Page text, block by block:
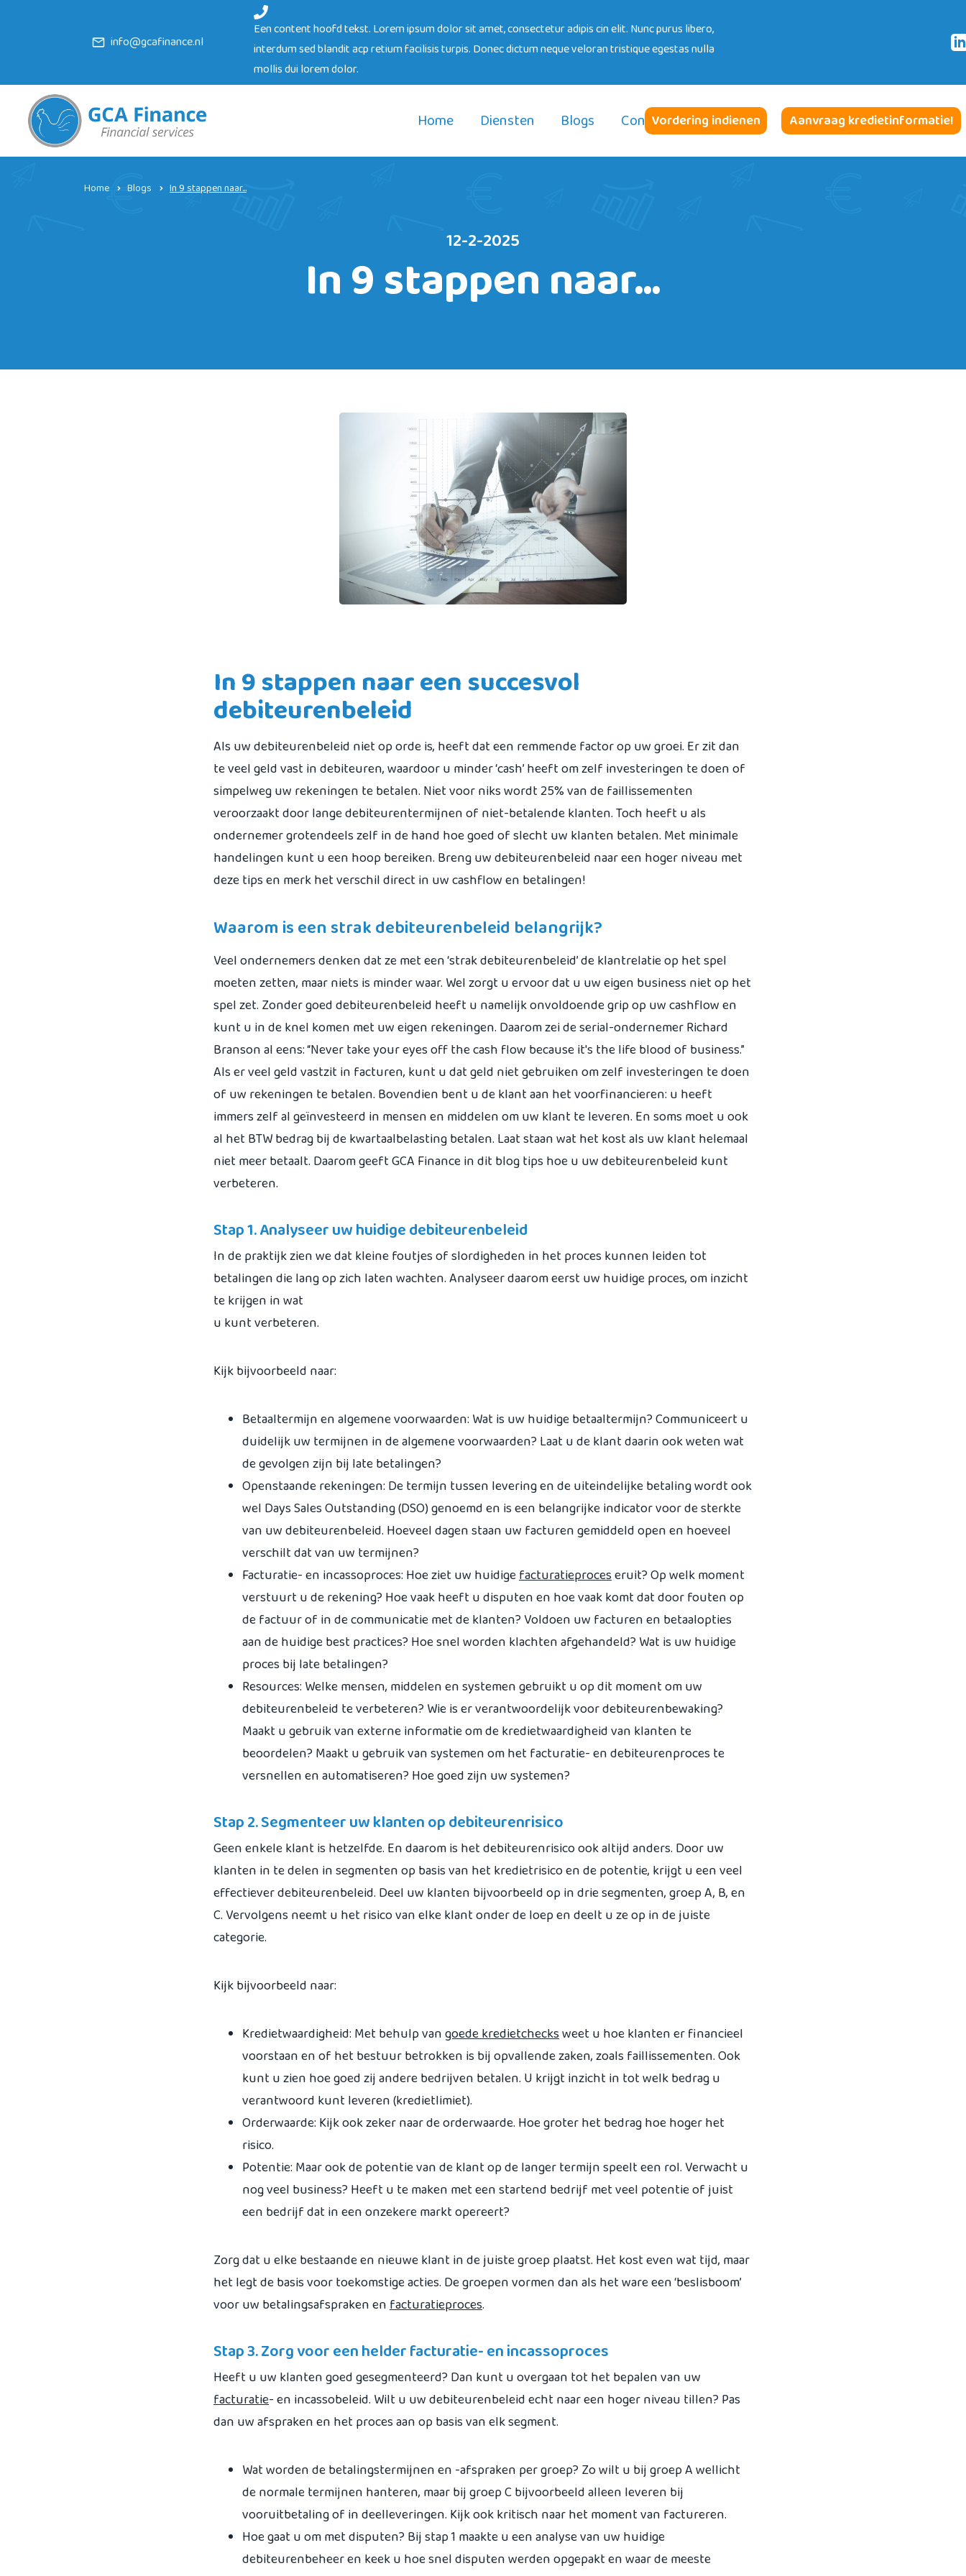
info@gcafinance.nl
Een content hoofd tekst. Lorem ipsum dolor sit amet, consectetur adipis cin elit. Nunc purus libero,
interdum sed blandit acp retium facilisis turpis. Donec dictum neque veloran tristique egestas nulla
mollis dui lorem dolor.
Home Diensten Blogs ContactVordering indienen Aanvraag kredietinformatie!
Home Blogs In 9 stappen naar...
12-2-2025
In 9 stappen naar...
In 9 stappen naar een succesvol
debiteurenbeleid
Als uw debiteurenbeleid niet op orde is, heeft dat een remmende factor op uw groei. Er zit dan
te veel geld vast in debiteuren, waardoor u minder ‘cash’ heeft om zelf investeringen te doen of
simpelweg uw rekeningen te betalen. Niet voor niks wordt 25% van de faillissementen
veroorzaakt door lange debiteurentermijnen of niet-betalende klanten. Toch heeft u als
ondernemer grotendeels zelf in de hand hoe goed of slecht uw klanten betalen. Met minimale
handelingen kunt u een hoop bereiken. Breng uw debiteurenbeleid naar een hoger niveau met
deze tips en merk het verschil direct in uw cashflow en betalingen!
Waarom is een strak debiteurenbeleid belangrijk?
Veel ondernemers denken dat ze met een ‘strak debiteurenbeleid’ de klantrelatie op het spel
moeten zetten, maar niets is minder waar. Wel zorgt u ervoor dat u uw eigen business niet op het
spel zet. Zonder goed debiteurenbeleid heeft u namelijk onvoldoende grip op uw cashflow en
kunt u in de knel komen met uw eigen rekeningen. Daarom zei de serial-ondernemer Richard
Branson al eens: “Never take your eyes off the cash flow because it's the life blood of business.”
Als er veel geld vastzit in facturen, kunt u dat geld niet gebruiken om zelf investeringen te doen
of uw rekeningen te betalen. Bovendien bent u de klant aan het voorfinancieren: u heeft
immers zelf al geïnvesteerd in mensen en middelen om uw klant te leveren. En soms moet u ook
al het BTW bedrag bij de kwartaalbelasting betalen. Laat staan wat het kost als uw klant helemaal
niet meer betaalt. Daarom geeft GCA Finance in dit blog tips hoe u uw debiteurenbeleid kunt
verbeteren.
Stap 1. Analyseer uw huidige debiteurenbeleid
In de praktijk zien we dat kleine foutjes of slordigheden in het proces kunnen leiden tot
betalingen die lang op zich laten wachten. Analyseer daarom eerst uw huidige proces, om inzicht
te krijgen in wat
u kunt verbeteren.
Kijk bijvoorbeeld naar:
Betaaltermijn en algemene voorwaarden: Wat is uw huidige betaaltermijn? Communiceert u
duidelijk uw termijnen in de algemene voorwaarden? Laat u de klant daarin ook weten wat
de gevolgen zijn bij late betalingen?
Openstaande rekeningen: De termijn tussen levering en de uiteindelijke betaling wordt ook
wel Days Sales Outstanding (DSO) genoemd en is een belangrijke indicator voor de sterkte
van uw debiteurenbeleid. Hoeveel dagen staan uw facturen gemiddeld open en hoeveel
verschilt dat van uw termijnen?
Facturatie- en incassoproces: Hoe ziet uw huidigefacturatieproceseruit? Op welk moment
verstuurt u de rekening? Hoe vaak heeft u disputen en hoe vaak komt dat door fouten op
de factuur of in de communicatie met de klanten? Voldoen uw facturen en betaalopties
aan de huidige best practices? Hoe snel worden klachten afgehandeld? Wat is uw huidige
proces bij late betalingen?
Resources: Welke mensen, middelen en systemen gebruikt u op dit moment om uw
debiteurenbeleid te verbeteren? Wie is er verantwoordelijk voor debiteurenbewaking?
Maakt u gebruik van externe informatie om de kredietwaardigheid van klanten te
beoordelen? Maakt u gebruik van systemen om het facturatie- en debiteurenproces te
versnellen en automatiseren? Hoe goed zijn uw systemen?
Stap 2. Segmenteer uw klanten op debiteurenrisico
Geen enkele klant is hetzelfde. En daarom is het debiteurenrisico ook altijd anders. Door uw
klanten in te delen in segmenten op basis van het kredietrisico en de potentie, krijgt u een veel
effectiever debiteurenbeleid. Deel uw klanten bijvoorbeeld op in drie segmenten, groep A, B, en
C. Vervolgens neemt u het risico van elke klant onder de loep en deelt u ze op in de juiste
categorie.
Kijk bijvoorbeeld naar:
Kredietwaardigheid: Met behulp vangoede kredietchecksweet u hoe klanten er financieel
voorstaan en of het bestuur betrokken is bij opvallende zaken, zoals faillissementen. Ook
kunt u zien hoe goed zij andere bedrijven betalen. U krijgt inzicht in tot welk bedrag u
verantwoord kunt leveren (kredietlimiet).
Orderwaarde: Kijk ook zeker naar de orderwaarde. Hoe groter het bedrag hoe hoger het
risico.
Potentie: Maar ook de potentie van de klant op de langer termijn speelt een rol. Verwacht u
nog veel business? Heeft u te maken met een startend bedrijf met veel potentie of juist
een bedrijf dat in een onzekere markt opereert?
Zorg dat u elke bestaande en nieuwe klant in de juiste groep plaatst. Het kost even wat tijd, maar
het legt de basis voor toekomstige acties. De groepen vormen dan als het ware een ‘beslisboom’
voor uw betalingsafspraken enfacturatieproces.
Stap 3. Zorg voor een helder facturatie- en incassoproces
Heeft u uw klanten goed gesegmenteerd? Dan kunt u overgaan tot het bepalen van uw
facturatie- en incassobeleid. Wilt u uw debiteurenbeleid echt naar een hoger niveau tillen? Pas
dan uw afspraken en het proces aan op basis van elk segment.
Wat worden de betalingstermijnen en -afspraken per groep? Zo wilt u bij groep A wellicht
de normale termijnen hanteren, maar bij groep C bijvoorbeeld alleen leveren bij
vooruitbetaling of in deelleveringen. Kijk ook kritisch naar het moment van factureren.
Hoe gaat u om met disputen? Bij stap 1 maakte u een analyse van uw huidige
debiteurenbeheer en keek u hoe snel disputen werden opgepakt en waar de meeste